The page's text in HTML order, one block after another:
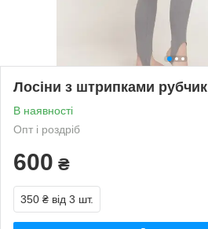
Лосіни з штрипками рубчик
В наявності
Опт і роздріб
600 ₴
350 ₴ від 3 шт.